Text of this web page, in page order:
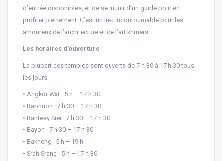
d’entrée disponibles, et de se munir d’un guide pour en
profiter pleinement. C’est un lieu incontournable pour les
amoureux de l’architecture et de l’art khmers.
Les horaires d’ouverture
La plupart des temples sont ouverts de 7 h 30 à 17 h 30 tous
les jours.
• Angkor Wat : 5 h – 17 h 30
• Baphuon : 7 h 30 – 17 h 30
• Banteay Srei : 7 h 30 – 17 h 30
• Bayon : 7 h 30 – 17 h 30
• Bakheng : 5 h – 19 h
• Srah Srang : 5 h – 17 h 30